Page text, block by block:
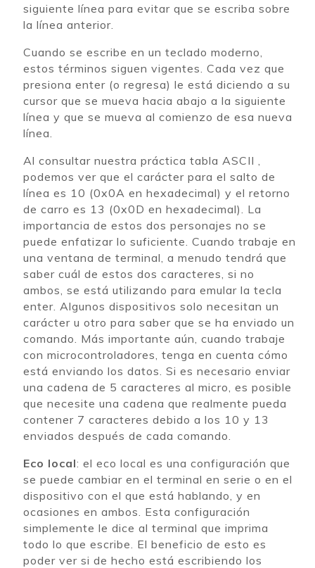
siguiente línea para evitar que se escriba sobre
la línea anterior.
Cuando se escribe en un teclado moderno,
estos términos siguen vigentes. Cada vez que
presiona enter (o regresa) le está diciendo a su
cursor que se mueva hacia abajo a la siguiente
línea y que se mueva al comienzo de esa nueva
línea.
Al consultar nuestra práctica tabla ASCII ,
podemos ver que el carácter para el salto de
línea es 10 (0x0A en hexadecimal) y el retorno
de carro es 13 (0x0D en hexadecimal). La
importancia de estos dos personajes no se
puede enfatizar lo suficiente. Cuando trabaje en
una ventana de terminal, a menudo tendrá que
saber cuál de estos dos caracteres, si no
ambos, se está utilizando para emular la tecla
enter. Algunos dispositivos solo necesitan un
carácter u otro para saber que se ha enviado un
comando. Más importante aún, cuando trabaje
con microcontroladores, tenga en cuenta cómo
está enviando los datos. Si es necesario enviar
una cadena de 5 caracteres al micro, es posible
que necesite una cadena que realmente pueda
contener 7 caracteres debido a los 10 y 13
enviados después de cada comando.
Eco local: el eco local es una configuración que
se puede cambiar en el terminal en serie o en el
dispositivo con el que está hablando, y en
ocasiones en ambos. Esta configuración
simplemente le dice al terminal que imprima
todo lo que escribe. El beneficio de esto es
poder ver si de hecho está escribiendo los